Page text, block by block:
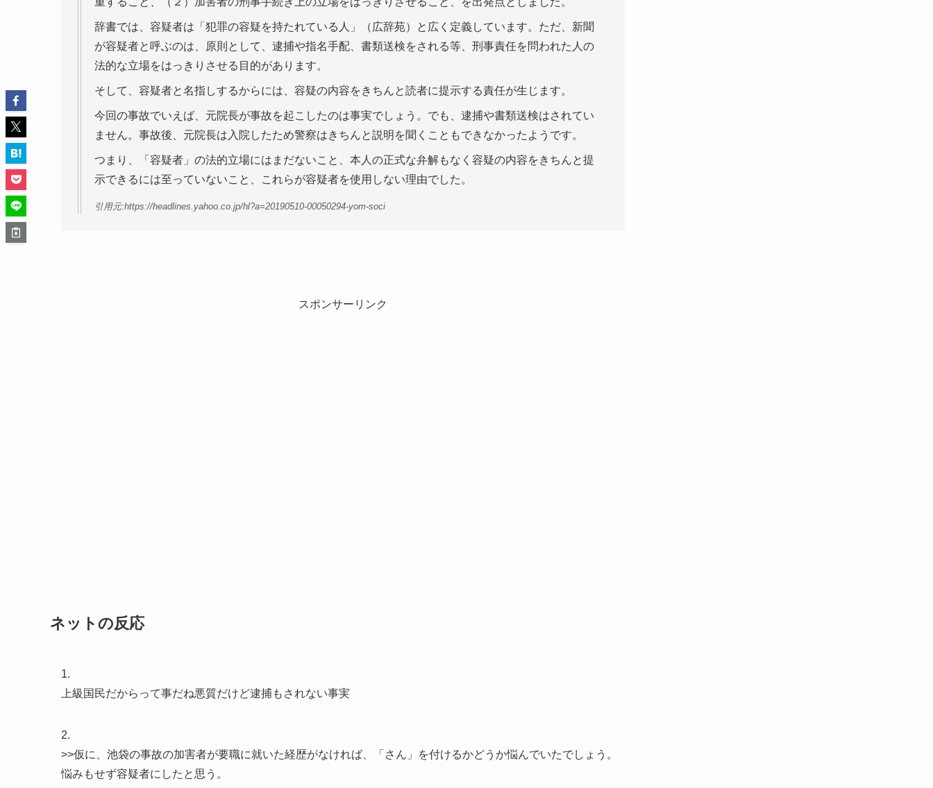
辞書では、容疑者は「犯罪の容疑を持たれている人」（広辞苑）と広く定義しています。ただ、新聞
が容疑者と呼ぶのは、原則として、逮捕や指名手配、書類送検をされる等、刑事責任を問われた人の
法的な立場をはっきりさせる目的があります。
そして、容疑者と名指しするからには、容疑の内容をきちんと読者に提示する責任が生じます。
今回の事故でいえば、元院長が事故を起こしたのは事実でしょう。でも、逮捕や書類送検はされてい
ません。事故後、元院長は入院したため警察はきちんと説明を聞くこともできなかったようです。
つまり、「容疑者」の法的立場にはまだないこと、本人の正式な弁解もなく容疑の内容をきちんと提
示できるには至っていないこと、これらが容疑者を使用しない理由でした。
引用元:https://headlines.yahoo.co.jp/hl?a=20190510-00050294-yom-soci
スポンサーリンク
ネットの反応
1.
上級国民だからって事だね悪質だけど逮捕もされない事実
2.
>>仮に、池袋の事故の加害者が要職に就いた経歴がなければ、「さん」を付けるかどうか悩んでいたでしょう。
悩みもせず容疑者にしたと思う。